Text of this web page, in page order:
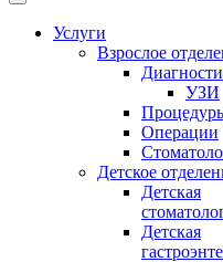
Услуги
Взрослое
УЗИ
Операции
Детское
Детская
Детская